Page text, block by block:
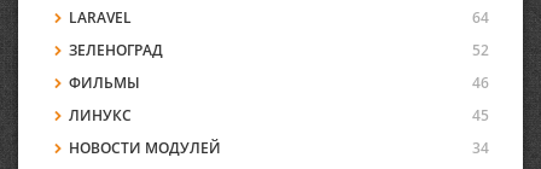
LARAVEL
64
ЗЕЛЕНОГРАД
52
ФИЛЬМЫ
46
ЛИНУКС
45
НОВОСТИ МОДУЛЕЙ
34